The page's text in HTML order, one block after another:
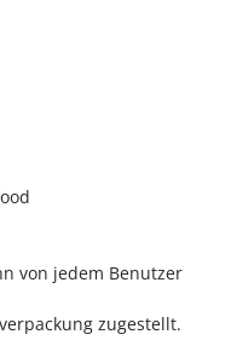
von jedem Benutzer
zugestellt.